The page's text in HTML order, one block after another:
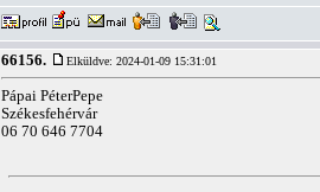
66156. Elküldve: 2024-01-09 15:31:01
Pápai PéterPepe
Székesfehérvár
06 70 646 7704